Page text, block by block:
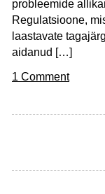
probleemide
Regulatsioone,
laastavate
aidanud […]
1 Comment